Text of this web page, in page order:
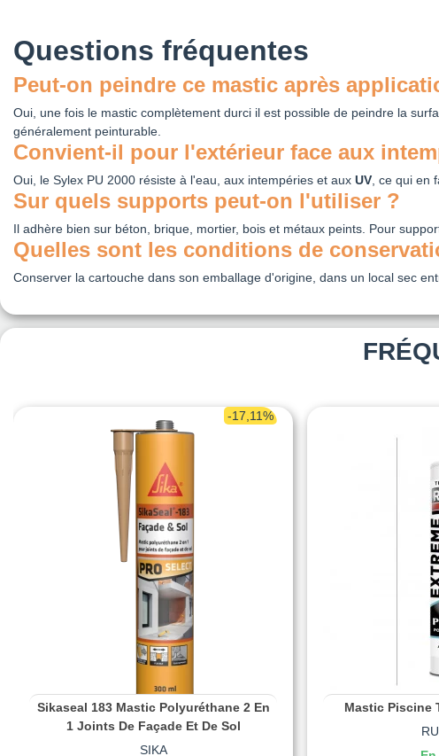
Questions fréquentes
Peut-on peindre ce mastic après
Oui, une fois le mastic complètement durci il est possible de peindre la
généralement peinturable.
Convient-il pour l'extérieur face aux
Oui, le Sylex PU 2000 résiste à l'eau, aux intempéries et aux UV, ce qui en
Sur quels supports peut-on l'utiliser ?
Il adhère bien sur béton, brique, mortier, bois et métaux peints. Pour
Quelles sont les conditions de
Conserver la cartouche dans son emballage d'origine, dans un local sec
-17,11%
Sikaseal 183 Mastic Polyuréthane 2 En
1 Joints De Façade Et De Sol
SIKA
Mastic Piscine